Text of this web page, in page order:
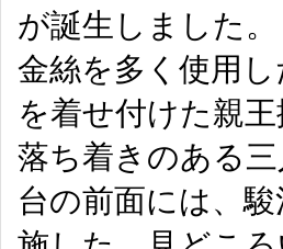
が誕生しました。
金絲を多く使用
を着せ付けた親
落ち着きのある
台の前面には、